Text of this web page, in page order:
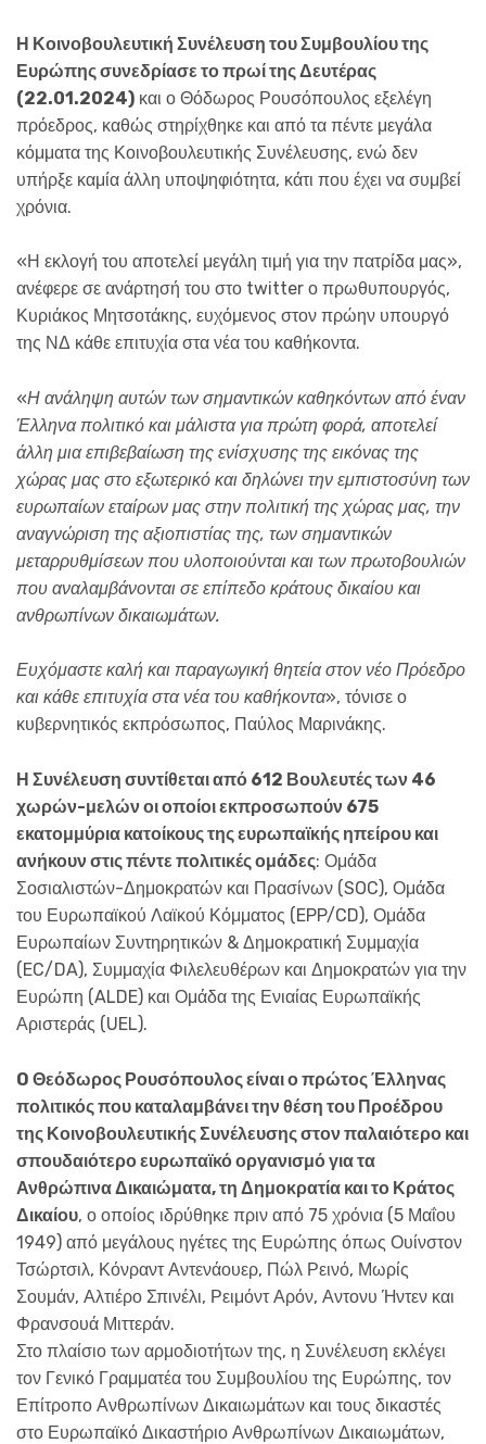
Η Κοινοβουλευτική Συνέλευση του Συμβουλίου της
Ευρώπης συνεδρίασε το πρωί της Δευτέρας
(22.01.2024) και ο Θόδωρος Ρουσόπουλος εξελέγη
πρόεδρος, καθώς στηρίχθηκε και από τα πέντε μεγάλα
κόμματα της Κοινοβουλευτικής Συνέλευσης, ενώ δεν
υπήρξε καμία άλλη υποψηφιότητα, κάτι που έχει να συμβεί
χρόνια.
«Η εκλογή του αποτελεί μεγάλη τιμή για την πατρίδα μας»,
ανέφερε σε ανάρτησή του στο twitter ο πρωθυπουργός,
Κυριάκος Μητσοτάκης, ευχόμενος στον πρώην υπουργό
της ΝΔ κάθε επιτυχία στα νέα του καθήκοντα.
«Η ανάληψη αυτών των σημαντικών καθηκόντων από έναν
Έλληνα πολιτικό και μάλιστα για πρώτη φορά, αποτελεί
άλλη μια επιβεβαίωση της ενίσχυσης της εικόνας της
χώρας μας στο εξωτερικό και δηλώνει την εμπιστοσύνη των
ευρωπαίων εταίρων μας στην πολιτική της χώρας μας, την
αναγνώριση της αξιοπιστίας της, των σημαντικών
μεταρρυθμίσεων που υλοποιούνται και των πρωτοβουλιών
που αναλαμβάνονται σε επίπεδο κράτους δικαίου και
ανθρωπίνων δικαιωμάτων.
Ευχόμαστε καλή και παραγωγική θητεία στον νέο Πρόεδρο
και κάθε επιτυχία στα νέα του καθήκοντα», τόνισε ο
κυβερνητικός εκπρόσωπος, Παύλος Μαρινάκης.
Η Συνέλευση συντίθεται από 612 Βουλευτές των 46
χωρών-μελών οι οποίοι εκπροσωπούν 675
εκατομμύρια κατοίκους της ευρωπαϊκής ηπείρου και
ανήκουν στις πέντε πολιτικές ομάδες: Ομάδα
Σοσιαλιστών-Δημοκρατών και Πρασίνων (SOC), Ομάδα
του Ευρωπαϊκού Λαϊκού Κόμματος (EPP/CD), Ομάδα
Ευρωπαίων Συντηρητικών & Δημοκρατική Συμμαχία
(EC/DA), Συμμαχία Φιλελευθέρων και Δημοκρατών για την
Ευρώπη (ALDE) και Ομάδα της Ενιαίας Ευρωπαϊκής
Αριστεράς (UEL).
O Θεόδωρος Ρουσόπουλος είναι ο πρώτος Έλληνας
πολιτικός που καταλαμβάνει την θέση του Προέδρου
της Κοινοβουλευτικής Συνέλευσης στον παλαιότερο και
σπουδαιότερο ευρωπαϊκό οργανισμό για τα
Ανθρώπινα Δικαιώματα, τη Δημοκρατία και το Κράτος
Δικαίου, ο οποίος ιδρύθηκε πριν από 75 χρόνια (5 Μαΐου
1949) από μεγάλους ηγέτες της Ευρώπης όπως Ουίνστον
Τσώρτσιλ, Κόνραντ Αντενάουερ, Πώλ Ρεινό, Μωρίς
Σουμάν, Αλτιέρο Σπινέλι, Ρειμόντ Αρόν, Αντονυ Ήντεν και
Φρανσουά Μιττεράν.
Στο πλαίσιο των αρμοδιοτήτων της, η Συνέλευση εκλέγει
τον Γενικό Γραμματέα του Συμβουλίου της Ευρώπης, τον
Επίτροπο Ανθρωπίνων Δικαιωμάτων και τους δικαστές
στο Ευρωπαϊκό Δικαστήριο Ανθρωπίνων Δικαιωμάτων,